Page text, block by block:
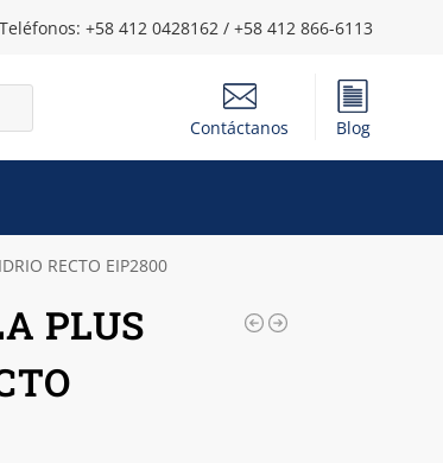
Teléfonos: +58 412 0428162 / +58 412 866-6113
Contáctanos Blog
RECTO EIP2800
PLUS